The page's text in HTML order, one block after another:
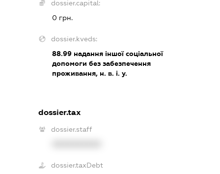
dossier.capital:
0 грн.
dossier.kveds:
88.99 надання іншої соціальної
допомоги без забезпечення
проживання, н. в. і. у.
dossier.tax
dossier.staff
dossier.taxDebt